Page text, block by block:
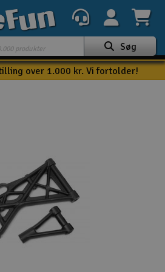
Søg
over 1.000 kr. Vi fortolder!